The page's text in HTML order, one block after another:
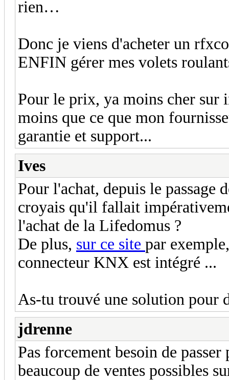
rien…
Donc je viens d'acheter un
ENFIN gérer mes volets
Pour le prix, ya moins cher sur
moins que ce que mon
garantie et support...
Ives
Pour l'achat, depuis le passage
croyais qu'il fallait
l'achat de la Lifedomus ?
De plus, sur ce site par
connecteur KNX est intégré ...
As-tu trouvé une solution pour
jdrenne
Pas forcement besoin de
beaucoup de ventes possibles